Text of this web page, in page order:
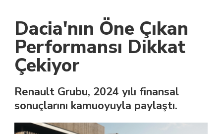
Dacia'nın Öne Çıkan
Performansı Dikkat
Çekiyor
Renault Grubu, 2024 yılı finansal
sonuçlarını kamuoyuyla paylaştı.